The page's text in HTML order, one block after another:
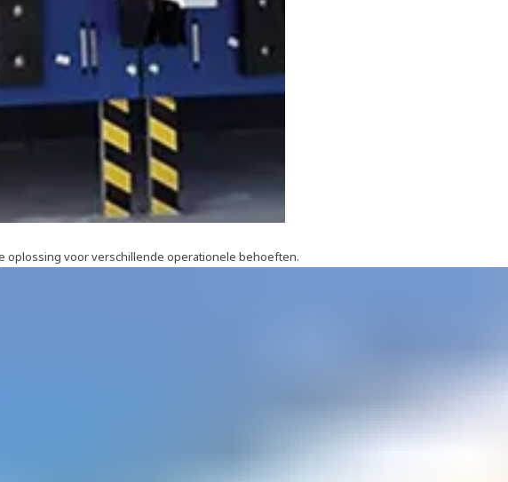
oplossing voor verschillende operationele behoeften.